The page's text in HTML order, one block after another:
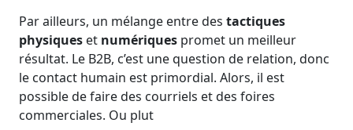
Par ailleurs, un mélange entre des tactiques
physiques et numériques promet un meilleur
résultat. Le B2B, c’est une question de relation, donc
le contact humain est primordial. Alors, il est
possible de faire des courriels et des foires
commerciales. Ou plut